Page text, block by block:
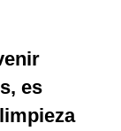
es